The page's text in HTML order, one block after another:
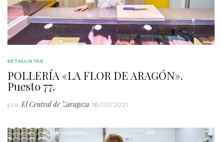
DETALLISTAS
POLLERÍA «LA FLOR DE ARAGÓN».
Puesto 77.
por El Central de Zaragoza 16/03/2021